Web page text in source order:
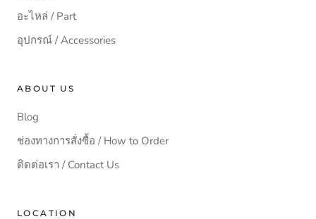
อะไหล่ / Part
อุปกรณ์ / Accessories
ABOUT US
Blog
ช่องทางการสั่งซื้อ / How to Order
ติดต่อเรา / Contact Us
LOCATION